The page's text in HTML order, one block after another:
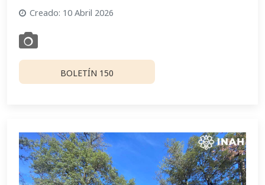
Creado: 10 Abril 2026
BOLETÍN 150